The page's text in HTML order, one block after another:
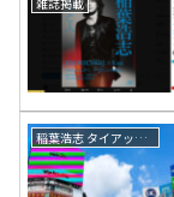
稲葉浩志 タイアップ情報